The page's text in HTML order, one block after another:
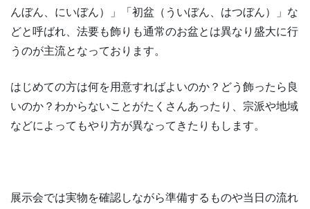
んぼん、にいぼん）」「初盆（ういぼん、はつぼん）」な
どと呼ばれ、法要も飾りも通常のお盆とは異なり盛大に行
うのが主流となっております。
はじめての方は何を用意すればよいのか？どう飾ったら良
いのか？わからないことがたくさんあったり、宗派や地域
などによってもやり方が異なってきたりもします。
展示会では実物を確認しながら準備するものや当日の流れ